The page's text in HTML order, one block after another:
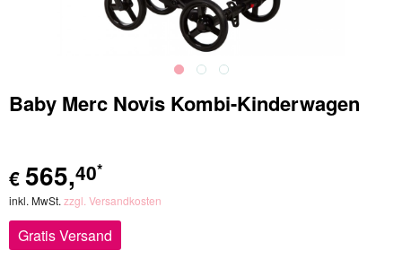
Baby Merc Novis Kombi-Kinderwagen
€ 565,40*
inkl. MwSt. zzgl. Versandkosten
Gratis Versand